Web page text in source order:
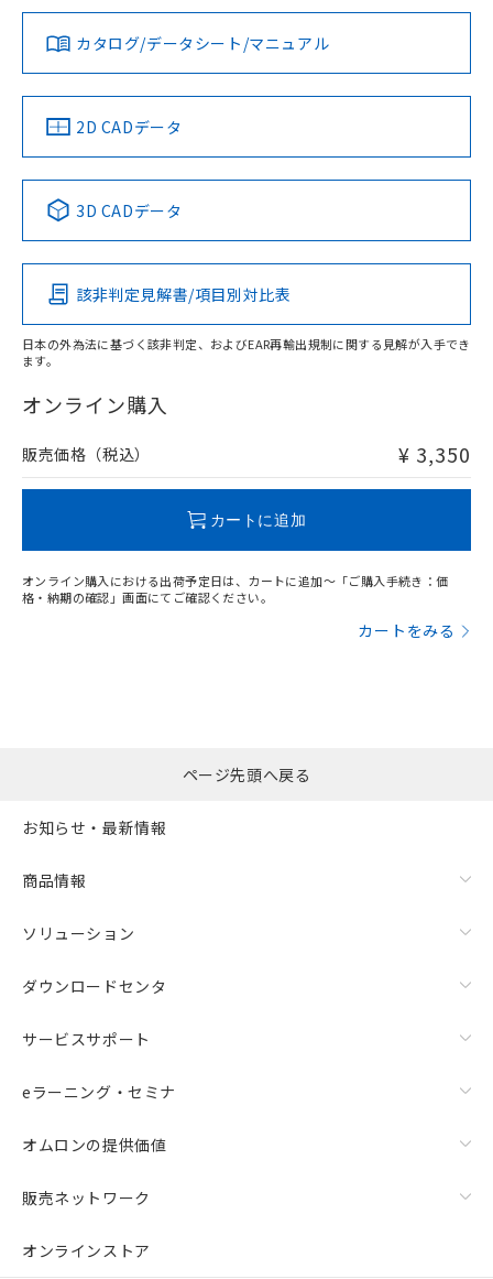
ダウンロードデータをご利用いただく前に、以下を必ずお読
みください。
ソフトウェアの使用条件
対応済み
中国 RoHS 注意事項・凡例
Pb Hg Cd Cr(VI)
O
在庫等で未対応品が混在する可能性があります。
問い合わせください。
カタログ/データシート/マニュアル
2D CADデータ
3D CADデータ
該非判定見解書/項目別対比表
日本の外為法に基づく該非判定、およびEAR再輸出規制に関する見解が入手でき
ます。
オンライン購入
販売価格（税込） ¥ 3,350
カートに追加
オンライン購入における出荷予定日は、カートに追加～「ご購入手続き：価
格・納期の確認」画面にてご確認ください。
カートをみる
ページ先頭へ戻る
お知らせ・最新情報
商品情報
ソリューション
ダウンロードセンタ
サービスサポート
eラーニング・セミナ
オムロンの提供価値
販売ネットワーク
オンラインストア